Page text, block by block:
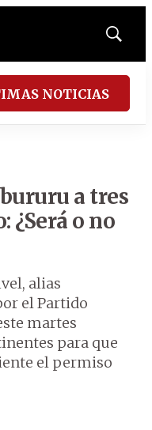
Mostrar
NOTICIAS
a tres
¿Será o no
alias
el Partido
martes
para que
el permiso